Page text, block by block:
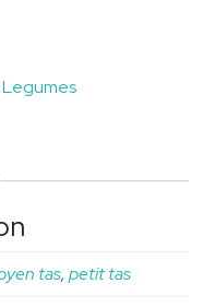
Legumes
tas, petit tas